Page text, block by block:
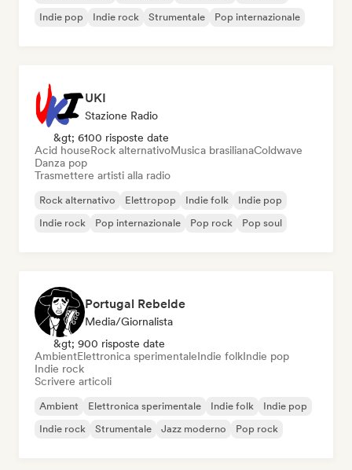
Indie pop
Indie rock Strumentale Pop internazionale
UKI
Stazione Radio
&gt; 6100 risposte date
Acid houseRock alternativoMusica brasilianaColdwave
Danza pop
Trasmettere artisti alla radio
Rock alternativo Elettropop Indie folk
Indie pop
Indie rock
Pop internazionale Pop rock Pop soul
Portugal Rebelde
Media/Giornalista
&gt; 900 risposte date
AmbientElettronica sperimentaleIndie folkIndie pop
Indie rock
Scrivere articoli
Ambient Elettronica sperimentale Indie folk
Indie pop
Indie rock
Strumentale Jazz moderno Pop rock